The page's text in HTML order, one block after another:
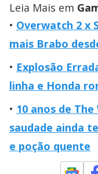
Leia Mais em
Overwatch 2 x
mais Brabo
Explosão
linha e Honda
10 anos de
saudade ainda
e poção quente